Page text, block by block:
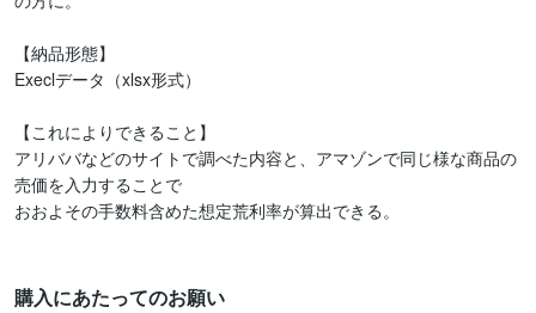
【納品形態】
Execlデータ（xlsx形式）
【これによりできること】
アリババなどのサイトで調べた内容と、アマゾンで同じ様な商品の
売価を入力することで
おおよその手数料含めた想定荒利率が算出できる。
購入にあたってのお願い